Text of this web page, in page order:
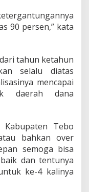
90 persen,” kata
tahun ketahun
selalu diatas
mencapai
daerah dana
Tebo
bahkan over
semoga bisa
dan tentunya
ke-4 kalinya